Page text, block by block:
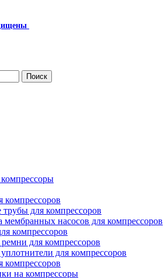
Поиск
компрессоров
для компрессоров
мембранных насосов для компрессоров
компрессоров
для компрессоров
для компрессоров
на компрессоры